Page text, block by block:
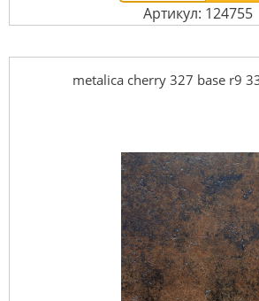
Артикул: 124755
metalica cherry 327 base r9